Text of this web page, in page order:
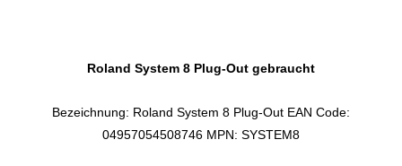
Roland System 8 Plug-Out gebraucht
Bezeichnung: Roland System 8 Plug-Out EAN Code:
04957054508746 MPN: SYSTEM8